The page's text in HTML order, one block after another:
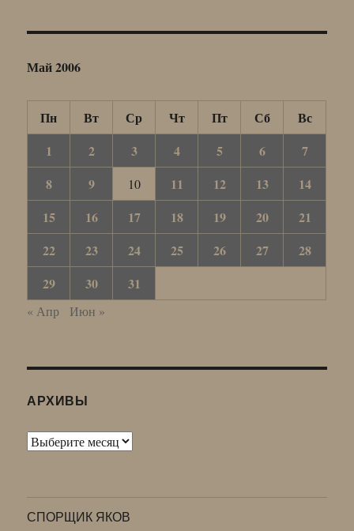
Май 2006
Пн Вт Ср Чт Пт Сб
Вс
1
2 3 4 5 6
7
8
9 10 11 12 13
14
15
16 17 18 19 20
21
22
23 24 25 26 27
28
29
30 31
« Апр Июн »
АРХИВЫ
Архивы
СПОРЩИК ЯКОВ